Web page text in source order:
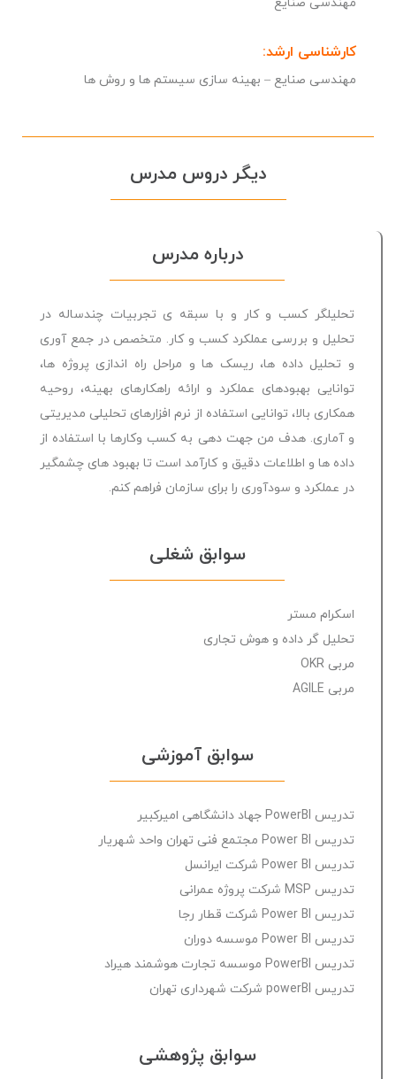
کارشناسی ارشد:
مهندسی صنایع – بهینه سازی سیستم ها و روش ها
ديگر دروس مدرس
از داده تا تصمیم تحلیل داده با power bi
0
40 ساعت
دوره هوشمندسازی کسب و کار با نرم افزار
Microsoft Power BI
بدون
درباره مدرس
تحلیلگر کسب و کار و با سبقه ی تجربیات چندساله در
تحلیل و بررسی عملکرد کسب و کار. متخصص در جمع آوری
و تحلیل داده ها، ریسک ها و مراحل راه اندازی پروژه ها،
توانایی بهبودهای عملکرد و ارائه راهکارهای بهینه، روحیه
همکاری بالا، توانایی استفاده از نرم افزارهای تحلیلی مدیریتی
و آماری. هدف من جهت دهی به کسب وکارها با استفاده از
داده ها و اطلاعات دقیق و کارآمد است تا بهبود های چشمگیر
در عملکرد و سودآوری را برای سازمان فراهم کنم.
سوابق شغلی
اسکرام مستر
تحلیل گر داده و هوش تجاری
مربی OKR
مربی AGILE
سوابق آموزشی
تدریس PowerBI جهاد دانشگاهی امیرکبیر
تدریس Power BI مجتمع فنی تهران واحد شهریار
تدریس Power BI شرکت ایرانسل
تدریس MSP شرکت پروژه عمرانی
تدریس Power BI شرکت قطار رجا
تدریس Power BI موسسه دوران
تدریس PowerBI موسسه تجارت هوشمند هیراد
تدریس powerBI شرکت شهرداری تهران
سوابق پژوهشی